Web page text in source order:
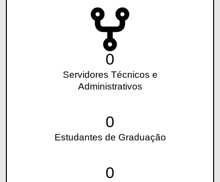
0
Servidores Técnicos e
Administrativos
0
Estudantes de Graduação
0